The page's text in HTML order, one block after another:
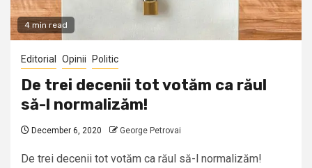
4 min read
Editorial Opinii Politic
De trei decenii tot votăm ca răul
să-l normalizăm!
December 6, 2020 George Petrovai
De trei decenii tot votăm ca răul să-l normalizăm!